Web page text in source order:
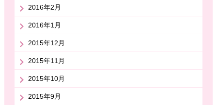
2016年2月
2016年1月
2015年12月
2015年11月
2015年10月
2015年9月